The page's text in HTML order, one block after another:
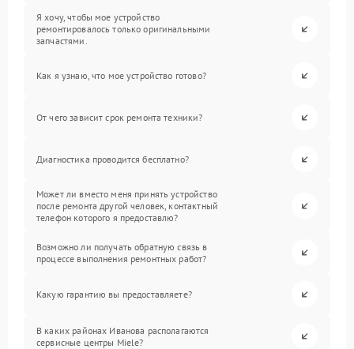
Я хочу, чтобы мое устройство
ремонтировалось только оригинальными
запчастями.
Как я узнаю, что мое устройство готово?
От чего зависит срок ремонта техники?
Диагностика проводится бесплатно?
Может ли вместо меня принять устройство
после ремонта другой человек, контактный
телефон которого я предоставлю?
Возможно ли получать обратную связь в
процессе выполнения ремонтных работ?
Какую гарантию вы предоставляете?
В каких районах Иванова располагаются
сервисные центры Miele?